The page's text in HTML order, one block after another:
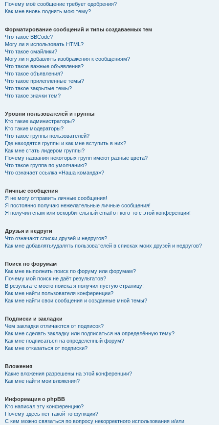
Почему моё сообщение требует одобрения?
Как мне вновь поднять мою тему?
Форматирование сообщений и типы создаваемых тем
Что такое BBCode?
Могу ли я использовать HTML?
Что такое смайлики?
Могу ли я добавлять изображения к сообщениям?
Что такое важные объявления?
Что такое объявления?
Что такое прилепленные темы?
Что такое закрытые темы?
Что такое значки тем?
Уровни пользователей и группы
Кто такие администраторы?
Кто такие модераторы?
Что такое группы пользователей?
Где находятся группы и как мне вступить в них?
Как мне стать лидером группы?
Почему названия некоторых групп имеют разные цвета?
Что такое группа по умолчанию?
Что означает ссылка «Наша команда»?
Личные сообщения
Я не могу отправить личные сообщения!
Я постоянно получаю нежелательные личные сообщения!
Я получил спам или оскорбительный email от кого-то с этой конференции!
Друзья и недруги
Что означают списки друзей и недругов?
Как мне добавлять/удалять пользователей в списках моих друзей и недругов?
Поиск по форумам
Как мне выполнить поиск по форуму или форумам?
Почему мой поиск не даёт результатов?
В результате моего поиска я получил пустую страницу!
Как мне найти пользователя конференции?
Как мне найти свои сообщения и созданные мной темы?
Подписки и закладки
Чем закладки отличаются от подписок?
Как мне сделать закладку или подписаться на определённую тему?
Как мне подписаться на определённый форум?
Как мне отказаться от подписки?
Вложения
Какие вложения разрешены на этой конференции?
Как мне найти мои вложения?
Информация о phpBB
Кто написал эту конференцию?
Почему здесь нет такой-то функции?
С кем можно связаться по вопросу некорректного использования и/или